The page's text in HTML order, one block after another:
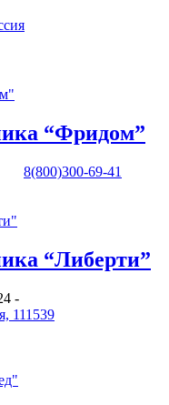
“Фридом”
8(800)300-69-41
“Либерти”
-
111539